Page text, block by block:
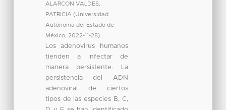
ALARCON VALDES,
PATRICIA (Universidad
Autónoma del Estado de
México, 2022-11-28)
Los adenovirus humanos
tienden a infectar de
manera persistente. La
persistencia del ADN
adenoviral de ciertos
tipos de las especies B, C,